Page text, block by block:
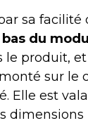
sa facilité
du
le produit,
sur le
Elle est
dimensions